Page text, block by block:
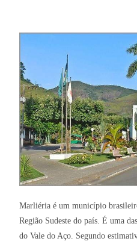
Marliéria é um município
Região Sudeste do país. É uma
do Vale do Aço. Segundo